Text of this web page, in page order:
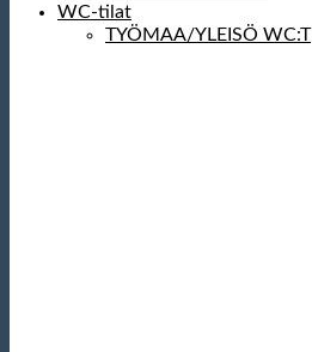
WC-tilat
TYÖMAA/YLEISÖ WC:T